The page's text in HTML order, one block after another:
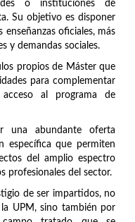
o instituciones de
Su objetivo es disponer
oficiales, más
y demandas sociales.
propios de Máster que
para complementar
al programa de
una abundante oferta
específica que permiten
del amplio espectro
profesionales del sector.
de ser impartidos, no
UPM, sino también por